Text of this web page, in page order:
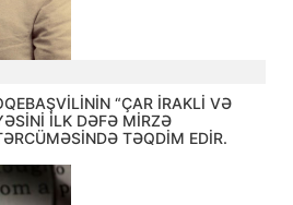
“ÇAR İRAKLİ VƏ
İLK DƏFƏ MİRZƏ
TƏQDİM EDİR.